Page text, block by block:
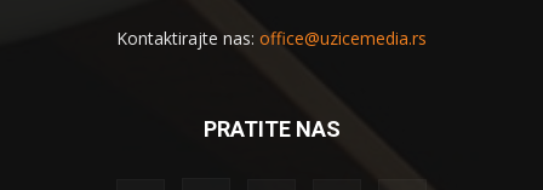
Kontaktirajte nas: office@uzicemedia.rs
PRATITE NAS